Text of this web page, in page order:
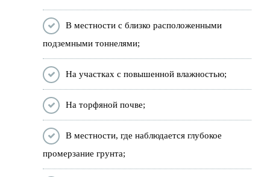
В местности с близко расположенными
подземными тоннелями;
На участках с повышенной влажностью;
На торфяной почве;
В местности, где наблюдается глубокое
промерзание грунта;